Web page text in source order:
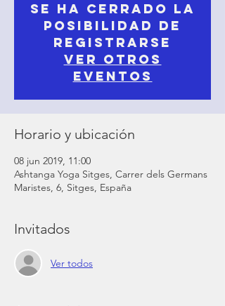
Se ha cerrado la
posibilidad de
registrarse
Ver otros
eventos
Horario y ubicación
08 jun 2019, 11:00
Ashtanga Yoga Sitges, Carrer dels Germans
Maristes, 6, Sitges, España
Invitados
Ver todos